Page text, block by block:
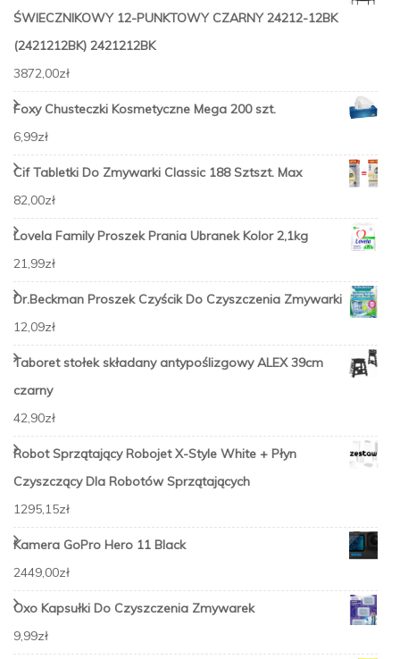
ŚWIECZNIKOWY 12-PUNKTOWY CZARNY 24212-12BK
(2421212BK) 2421212BK
3872,00zł
Foxy Chusteczki Kosmetyczne Mega 200 szt.
6,99zł
Cif Tabletki Do Zmywarki Classic 188 Sztszt. Max
82,00zł
Lovela Family Proszek Prania Ubranek Kolor 2,1kg
21,99zł
Dr.Beckman Proszek Czyścik Do Czyszczenia Zmywarki
12,09zł
Taboret stołek składany antypoślizgowy ALEX 39cm
czarny
42,90zł
Robot Sprzątający Robojet X-Style White + Płyn
Czyszczący Dla Robotów Sprzątających
1295,15zł
Kamera GoPro Hero 11 Black
2449,00zł
Oxo Kapsułki Do Czyszczenia Zmywarek
9,99zł